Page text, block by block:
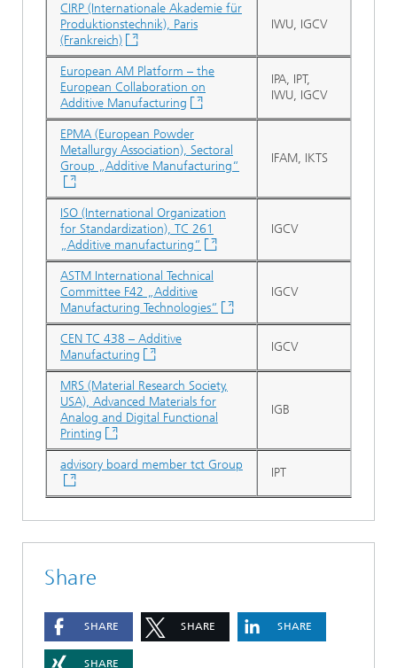
CIRP (Internationale Akademie für
Produktionstechnik), Paris
(Frankreich)
IWU, IGCV
European AM Platform – the
European Collaboration on
Additive Manufacturing
IPA, IPT,
IWU, IGCV
EPMA (European Powder
Metallurgy Association), Sectoral
Group „Additive Manufacturing“
IFAM, IKTS
ISO (International Organization
for Standardization), TC 261
„Additive manufacturing“
IGCV
ASTM International Technical
Committee F42 „Additive
Manufacturing Technologies“
IGCV
CEN TC 438 – Additive
Manufacturing
IGCV
MRS (Material Research Society,
USA), Advanced Materials for
Analog and Digital Functional
Printing
IGB
advisory board member tct Group
IPT
Share
SHARE SHARE SHARE
SHARE